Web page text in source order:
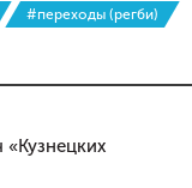
#переходы (регби)